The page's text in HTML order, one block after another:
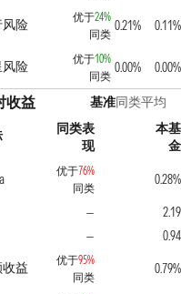
险 优于24%
同类
0.21% 0.11%
风险 优于10%
同类
0.00% 0.00%
收益 基准同类平均
同类表
现
本基
金
优于76%
同类
0.28%
—
2.19
—
0.94
益
优于95%
同类
0.79%